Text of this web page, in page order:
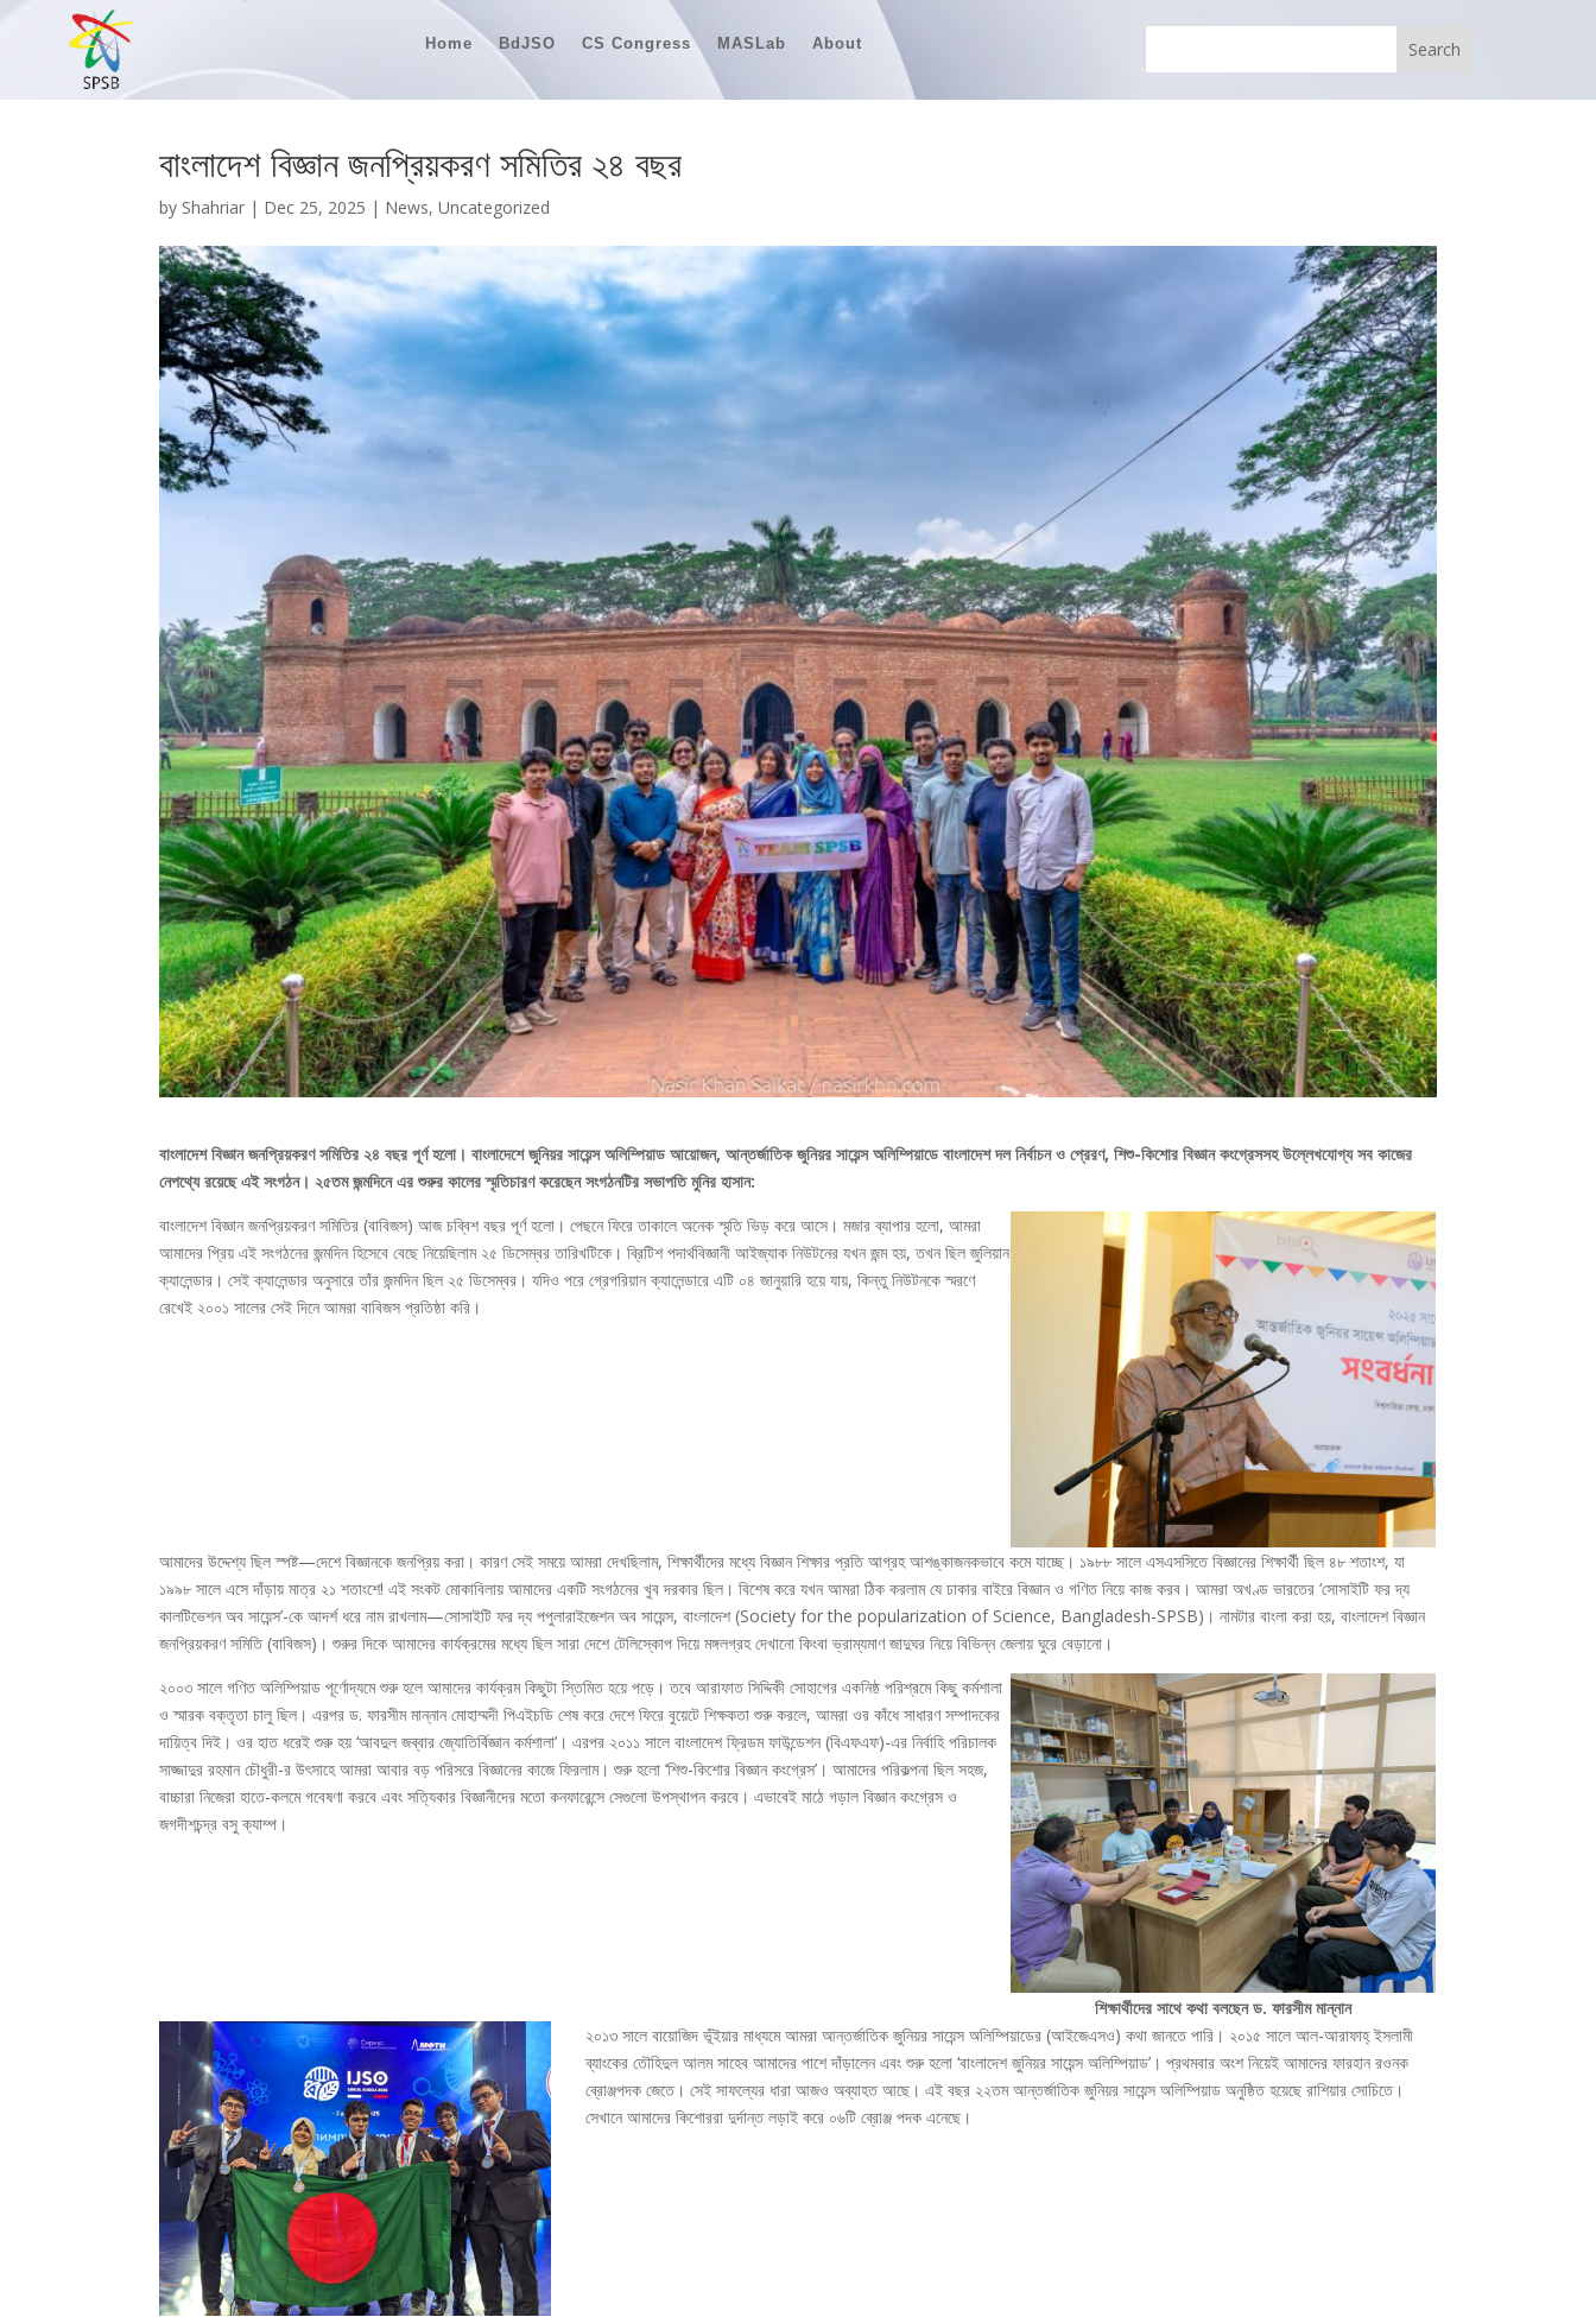
Home BdJSO CS Congress MASLab About
CS Congress
বাংলাদেশ বিজ্ঞান জনপ্রিয়করণ সমিতির ২৪ বছর
by Shahriar | Dec 25, 2025 | News,Uncategorized
বাংলাদেশ বিজ্ঞান জনপ্রিয়করণ সমিতির ২৪ বছর পূর্ণ হলো। বাংলাদেশে জুনিয়র সায়েন্স অলিম্পিয়াড আয়োজন, আন্তর্জাতিক জুনিয়র সায়েন্স অলিম্পিয়াডে বাংলাদেশ দল নির্বাচন ও প্রেরণ, শিশু-কিশোর বিজ্ঞান কংগ্রেসসহ উল্লেখযোগ্য সব কাজের
নেপথ্যে রয়েছে এই সংগঠন। ২৫তম জন্মদিনে এর শুরুর কালের স্মৃতিচারণ করেছেন সংগঠনটির সভাপতি মুনির হাসান:
বাংলাদেশ বিজ্ঞান জনপ্রিয়করণ সমিতির (বাবিজস) আজ চব্বিশ বছর পূর্ণ হলো। পেছনে ফিরে তাকালে অনেক স্মৃতি ভিড় করে আসে। মজার ব্যাপার হলো, আমরা
আমাদের প্রিয় এই সংগঠনের জন্মদিন হিসেবে বেছে নিয়েছিলাম ২৫ ডিসেম্বর তারিখটিকে। ব্রিটিশ পদার্থবিজ্ঞানী আইজ্যাক নিউটনের যখন জন্ম হয়, তখন ছিল জুলিয়ান
ক্যালেন্ডার। সেই ক্যালেন্ডার অনুসারে তাঁর জন্মদিন ছিল ২৫ ডিসেম্বর। যদিও পরে গ্রেগরিয়ান ক্যালেন্ডারে এটি ০৪ জানুয়ারি হয়ে যায়, কিন্তু নিউটনকে স্মরণে
রেখেই ২০০১ সালের সেই দিনে আমরা বাবিজস প্রতিষ্ঠা করি।
আমাদের উদ্দেশ্য ছিল স্পষ্ট—দেশে বিজ্ঞানকে জনপ্রিয় করা। কারণ সেই সময়ে আমরা দেখছিলাম, শিক্ষার্থীদের মধ্যে বিজ্ঞান শিক্ষার প্রতি আগ্রহ আশঙ্কাজনকভাবে কমে যাচ্ছে। ১৯৮৮ সালে এসএসসিতে বিজ্ঞানের শিক্ষার্থী ছিল ৪৮ শতাংশ, যা
১৯৯৮ সালে এসে দাঁড়ায় মাত্র ২১ শতাংশে! এই সংকট মোকাবিলায় আমাদের একটি সংগঠনের খুব দরকার ছিল। বিশেষ করে যখন আমরা ঠিক করলাম যে ঢাকার বাইরে বিজ্ঞান ও গণিত নিয়ে কাজ করব। আমরা অখণ্ড ভারতের ‘সোসাইটি ফর দ্য
কালটিভেশন অব সায়েন্স’-কে আদর্শ ধরে নাম রাখলাম—সোসাইটি ফর দ্য পপুলারাইজেশন অব সায়েন্স, বাংলাদেশ (Society for the popularization of Science, Bangladesh-SPSB)। নামটার বাংলা করা হয়, বাংলাদেশ বিজ্ঞান
জনপ্রিয়করণ সমিতি (বাবিজস)। শুরুর দিকে আমাদের কার্যক্রমের মধ্যে ছিল সারা দেশে টেলিস্কোপ দিয়ে মঙ্গলগ্রহ দেখানো কিংবা ভ্রাম্যমাণ জাদুঘর নিয়ে বিভিন্ন জেলায় ঘুরে বেড়ানো।
২০০৩ সালে গণিত অলিম্পিয়াড পূর্ণোদ্যমে শুরু হলে আমাদের কার্যক্রম কিছুটা স্তিমিত হয়ে পড়ে। তবে আরাফাত সিদ্দিকী সোহাগের একনিষ্ঠ পরিশ্রমে কিছু কর্মশালা
ও স্মারক বক্তৃতা চালু ছিল। এরপর ড. ফারসীম মান্নান মোহাম্মদী পিএইচডি শেষ করে দেশে ফিরে বুয়েটে শিক্ষকতা শুরু করলে, আমরা ওর কাঁধে সাধারণ সম্পাদকের
দায়িত্ব দিই। ওর হাত ধরেই শুরু হয় ‘আবদুল জব্বার জ্যোতির্বিজ্ঞান কর্মশালা’। এরপর ২০১১ সালে বাংলাদেশ ফ্রিডম ফাউন্ডেশন (বিএফএফ)-এর নির্বাহি পরিচালক
সাজ্জাদুর রহমান চৌধুরী-র উৎসাহে আমরা আবার বড় পরিসরে বিজ্ঞানের কাজে ফিরলাম। শুরু হলো ‘শিশু-কিশোর বিজ্ঞান কংগ্রেস’। আমাদের পরিকল্পনা ছিল সহজ,
বাচ্চারা নিজেরা হাতে-কলমে গবেষণা করবে এবং সত্যিকার বিজ্ঞানীদের মতো কনফারেন্সে সেগুলো উপস্থাপন করবে। এভাবেই মাঠে গড়াল বিজ্ঞান কংগ্রেস ও
জগদীশচন্দ্র বসু ক্যাম্প।
শিক্ষার্থীদের সাথে কথা বলছেন ড. ফারসীম মান্নান
২০১৩ সালে বায়োজিদ ভূঁইয়ার মাধ্যমে আমরা আন্তর্জাতিক জুনিয়র সায়েন্স অলিম্পিয়াডের (আইজেএসও) কথা জানতে পারি। ২০১৫ সালে আল-আরাফাহ্ ইসলামী
ব্যাংকের তৌহিদুল আলম সাহেব আমাদের পাশে দাঁড়ালেন এবং শুরু হলো ‘বাংলাদেশ জুনিয়র সায়েন্স অলিম্পিয়াড’। প্রথমবার অংশ নিয়েই আমাদের ফারহান রওনক
ব্রোঞ্জপদক জেতে। সেই সাফল্যের ধারা আজও অব্যাহত আছে। এই বছর ২২তম আন্তর্জাতিক জুনিয়র সায়েন্স অলিম্পিয়াড অনুষ্ঠিত হয়েছে রাশিয়ার সোচিতে।
সেখানে আমাদের কিশোররা দুর্দান্ত লড়াই করে ০৬টি ব্রোঞ্জ পদক এনেছে।